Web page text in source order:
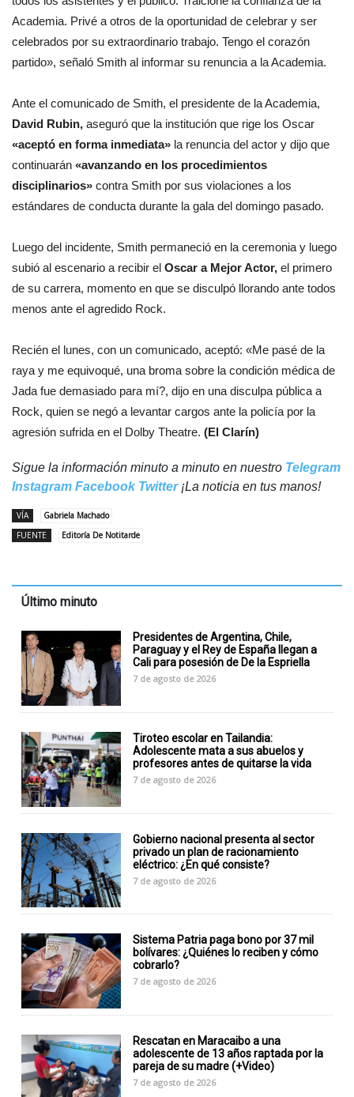
Academia. Privé a otros de la oportunidad de celebrar y ser
celebrados por su extraordinario trabajo. Tengo el corazón
partido», señaló Smith al informar su renuncia a la Academia.
Ante el comunicado de Smith, el presidente de la Academia,
David Rubin, aseguró que la institución que rige los Oscar
«aceptó en forma inmediata» la renuncia del actor y dijo que
continuarán «avanzando en los procedimientos
disciplinarios» contra Smith por sus violaciones a los
estándares de conducta durante la gala del domingo pasado.
Luego del incidente, Smith permaneció en la ceremonia y luego
subió al escenario a recibir el Oscar a Mejor Actor, el primero
de su carrera, momento en que se disculpó llorando ante todos
menos ante el agredido Rock.
Recién el lunes, con un comunicado, aceptó: «Me pasé de la
raya y me equivoqué, una broma sobre la condición médica de
Jada fue demasiado para mí?, dijo en una disculpa pública a
Rock, quien se negó a levantar cargos ante la policía por la
agresión sufrida en el Dolby Theatre. (El Clarín)
Sigue la información minuto a minuto en nuestro Telegram
Instagram Facebook Twitter¡La noticia en tus manos!
VÍA
Gabriela Machado
FUENTE
Editoría De Notitarde
Último minuto
Presidentes de Argentina, Chile,
Paraguay y el Rey de España llegan a
Cali para posesión de De la Espriella
7 de agosto de 2026
Tiroteo escolar en Tailandia:
Adolescente mata a sus abuelos y
profesores antes de quitarse la vida
7 de agosto de 2026
Gobierno nacional presenta al sector
privado un plan de racionamiento
eléctrico: ¿En qué consiste?
7 de agosto de 2026
Sistema Patria paga bono por 37 mil
bolívares: ¿Quiénes lo reciben y cómo
cobrarlo?
7 de agosto de 2026
Rescatan en Maracaibo a una
adolescente de 13 años raptada por la
pareja de su madre (+Video)
7 de agosto de 2026